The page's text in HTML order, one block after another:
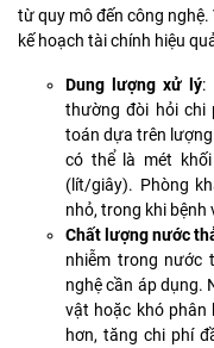
từ quy mô đến công nghệ.
kế hoạch tài chính hiệu
Dung lượng xử lý:
thường đòi hỏi chi
toán dựa trên
có thể là mét
(lít/giây). Phòng
nhỏ, trong khi bệnh
Chất lượng nước
nhiễm trong nước
nghệ cần áp dụng.
vật hoặc khó phân
hơn, tăng chi phí